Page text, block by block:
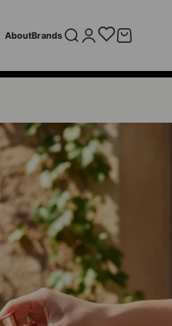
AboutBrandsSuche öffnen
Kundenkontoseite
Warenkorb